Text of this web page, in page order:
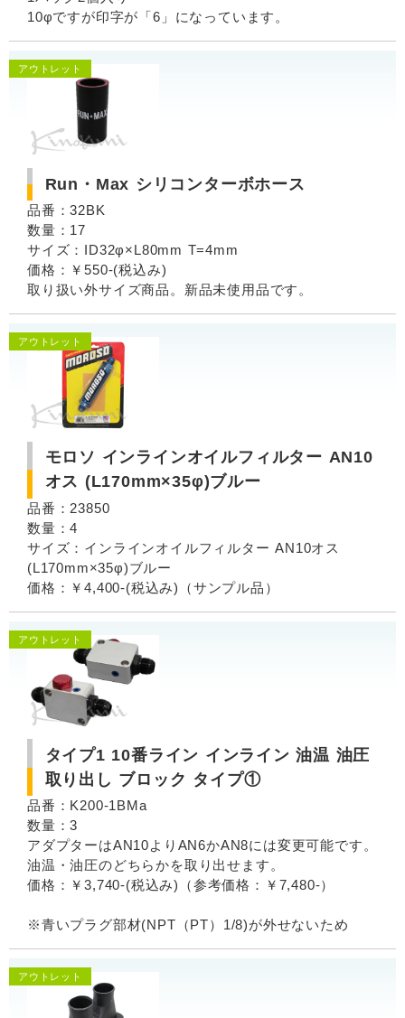
10φですが印字が「6」になっています。
Run・Max シリコンターボホース
アウトレット
品番：32BK
数量：17
サイズ：ID32φ×L80mm T=4mm
価格：￥550-(税込み)
取り扱い外サイズ商品。新品未使用品です。
モロソ インラインオイルフィルター AN10
オス (L170mm×35φ)ブルー
アウトレット
品番：23850
数量：4
サイズ：インラインオイルフィルター AN10オス
(L170mm×35φ)ブルー
価格：￥4,400-(税込み)（サンプル品）
タイプ1 10番ライン インライン 油温 油圧
取り出し ブロック タイプ①
アウトレット
品番：K200-1BMa
数量：3
アダプターはAN10よりAN6かAN8には変更可能です。
油温・油圧のどちらかを取り出せます。
価格：￥3,740-(税込み)（参考価格：￥7,480-）
※青いプラグ部材(NPT（PT）1/8)が外せないため
アウトレット